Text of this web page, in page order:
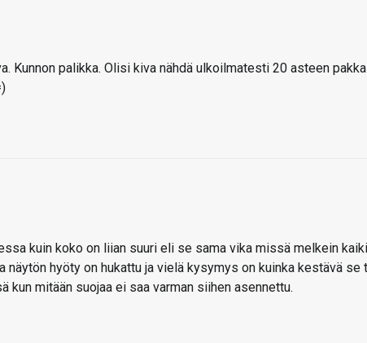
Kunnon palikka. Olisi kiva nähdä ulkoilmatesti 20 asteen
kuin koko on liian suuri eli se sama vika missä melkein
näytön hyöty on hukattu ja vielä kysymys on kuinka kestävä se
kun mitään suojaa ei saa varman siihen asennettu.